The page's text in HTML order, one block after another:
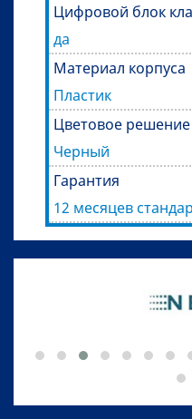
Цифровой блок
да
Материал корпуса
Пластик
Цветовое решение
Черный
Гарантия
12 месяцев